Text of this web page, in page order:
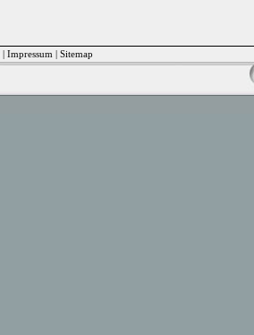
| Impressum | Sitemap